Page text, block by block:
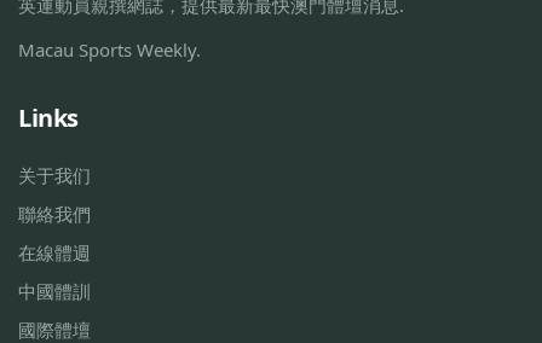
Macau Sports Weekly.
Links
关于我们
聯絡我們
在線體週
中國體訓
國際體壇